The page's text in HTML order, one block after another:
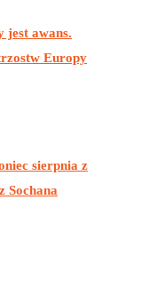
jest awans.
Europy
sierpnia z
Sochana